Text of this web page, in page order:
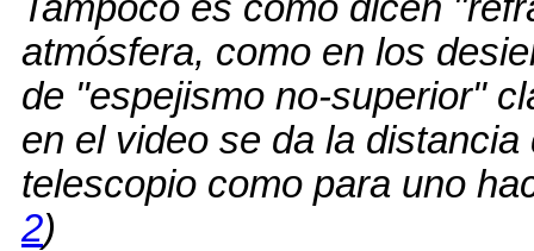
atmósfera, como en los
de "espejismo no-superior"
en el video se da la
telescopio como para uno
2)